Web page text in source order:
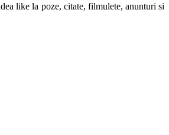
like la poze, citate, filmulete, anunturi si